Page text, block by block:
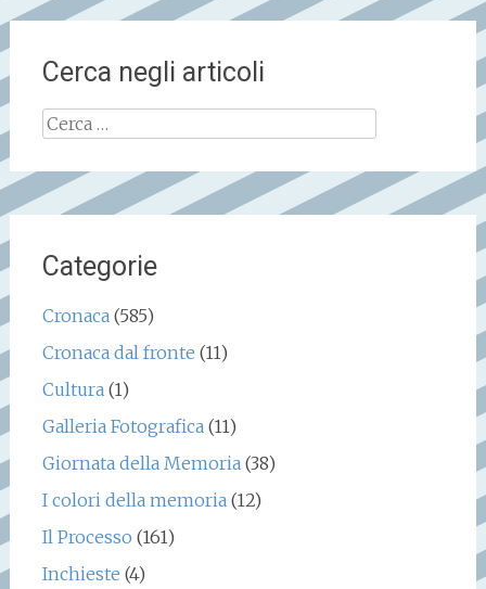
Cerca negli articoli
Ricerca
Categorie
Cronaca(585)
Cronaca dal fronte (11)
Cultura(1)
Galleria Fotografica(11)
Giornata della Memoria(38)
I colori della memoria(12)
Il Processo (161)
Inchieste (4)